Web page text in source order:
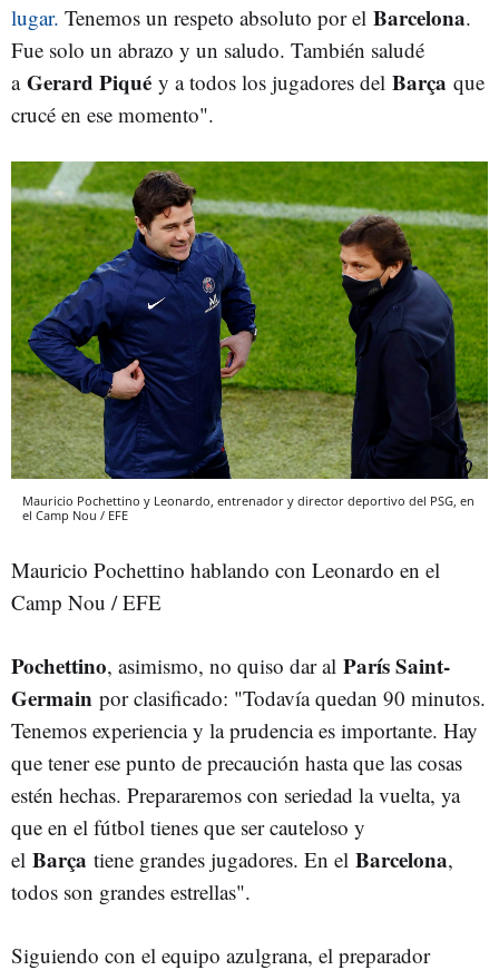
lugar. Tenemos un respeto absoluto por el Barcelona.
Fue solo un abrazo y un saludo. También saludé
a Gerard Piqué y a todos los jugadores del Barça que
crucé en ese momento".
Mauricio Pochettino y Leonardo, entrenador y director deportivo del PSG, en
el Camp Nou / EFE
Mauricio Pochettino hablando con Leonardo en el
Camp Nou / EFE
Pochettino, asimismo, no quiso dar al París Saint-
Germain por clasificado: "Todavía quedan 90 minutos.
Tenemos experiencia y la prudencia es importante. Hay
que tener ese punto de precaución hasta que las cosas
estén hechas. Prepararemos con seriedad la vuelta, ya
que en el fútbol tienes que ser cauteloso y
el Barça tiene grandes jugadores. En el Barcelona,
todos son grandes estrellas".
Siguiendo con el equipo azulgrana, el preparador